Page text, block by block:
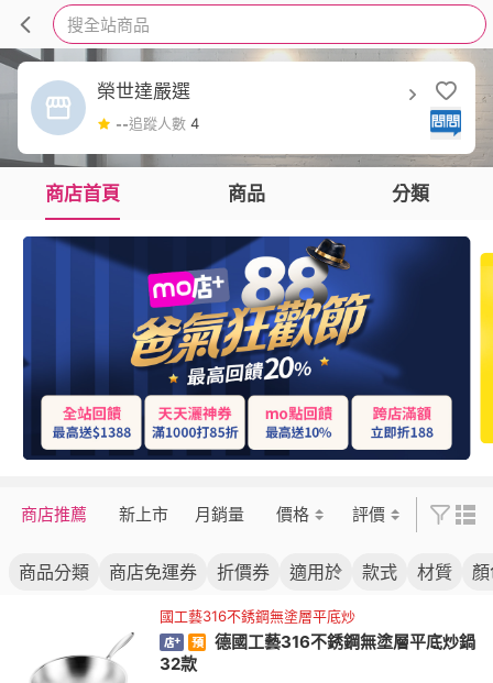
搜全站商品
榮世達嚴選
--追蹤人數 4
商店首頁 商品 分類
商店推薦 新上市 月銷量 價格 評價
商品分類 商店免運券 折價券 適用於 款式 材質
國工藝316不銹鋼無塗層平底炒
德國工藝316不銹鋼無塗層平底炒鍋
32款